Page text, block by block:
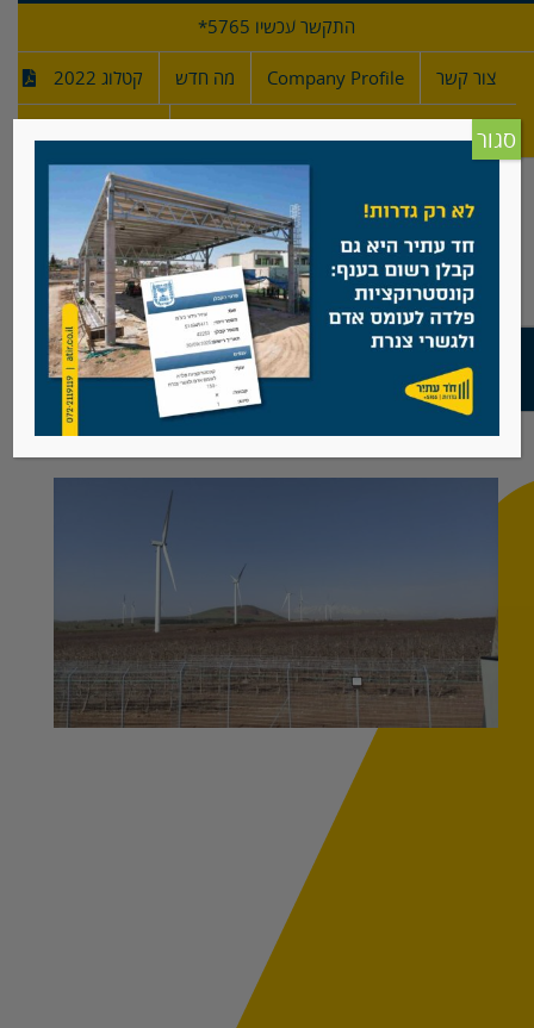
התקשר עכשיו 5765*
צור קשר Company Profile מה חדש קטלוג 2022
טורבינות רוח, עמק הבכא, רמת הגולן
סגור